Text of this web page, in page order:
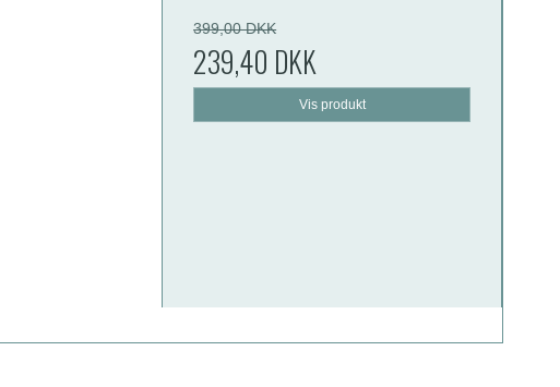
399,00 DKK
239,40 DKK
Vis produkt